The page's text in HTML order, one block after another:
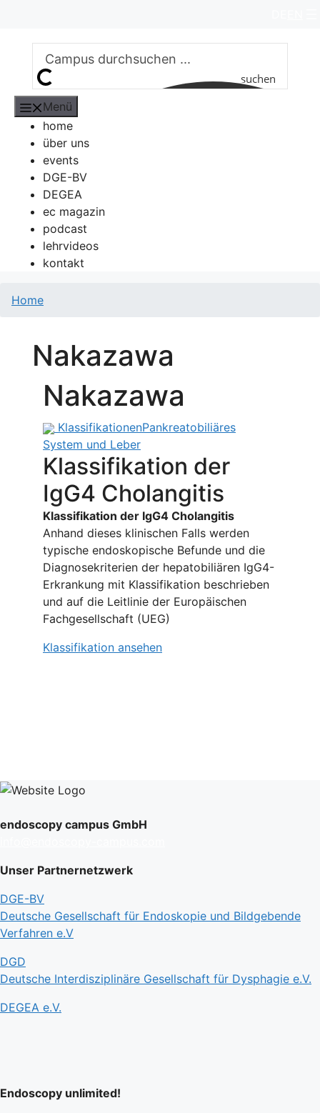
springen
suchen
Menü
home
über uns
events
DGE-BV
DEGEA
ec magazin
podcast
lehrvideos
kontakt
Home
Nakazawa
Nakazawa
KlassifikationenPankreatobiliäres
System und Leber
Klassifikation der
IgG4 Cholangitis
Klassifikation der IgG4 Cholangitis
Anhand dieses klinischen Falls werden
typische endoskopische Befunde und die
Diagnosekriterien der hepatobiliären IgG4-
Erkrankung mit Klassifikation beschrieben
und auf die Leitlinie der Europäischen
Fachgesellschaft (UEG)
Klassifikation ansehen
endoscopy campus GmbH
Unser Partnernetzwerk
DGE-BV
Deutsche Gesellschaft für Endoskopie und Bildgebende
Verfahren e.V
DGD
Deutsche Interdisziplinäre Gesellschaft für Dysphagie e.V.
DEGEA e.V.
Endoscopy unlimited!